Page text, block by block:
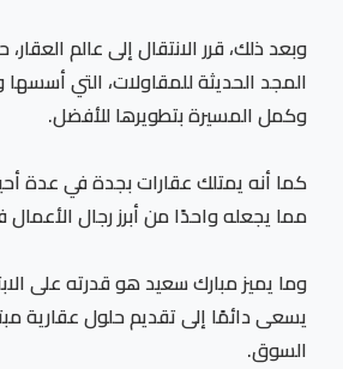
وبعد ذلك، قرر الانتقال إلى عالم
المجد الحديثة للمقاولات، التي أسسها
وكمل المسيرة بتطويرها للأفضل.
كما أنه يمتلك عقارات بجدة في عدة
مما يجعله واحدًا من أبرز رجال
وما يميز مبارك سعيد هو قدرته على
يسعى دائمًا إلى تقديم حلول عقارية
السوق.